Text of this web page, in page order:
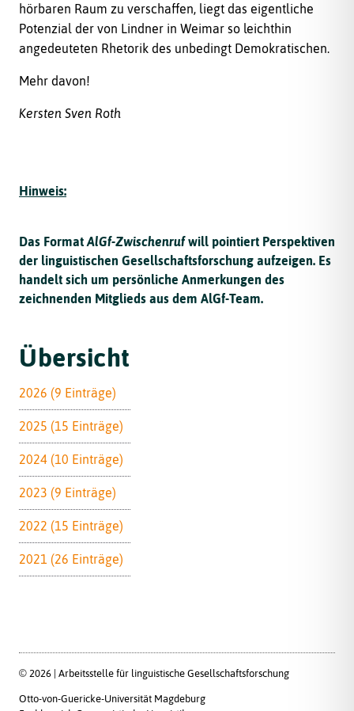
hörbaren Raum zu verschaffen, liegt das eigentliche
Potenzial der von Lindner in Weimar so leichthin
angedeuteten Rhetorik des unbedingt Demokratischen.
Mehr davon!
Kersten Sven Roth
Hinweis:
Das Format AlGf-Zwischenrufwill pointiert Perspektiven
der linguistischen Gesellschaftsforschung aufzeigen. Es
handelt sich um persönliche Anmerkungen des
zeichnenden Mitglieds aus dem AlGf-Team.
Übersicht
2026 (9 Einträge)
2025 (15 Einträge)
2024 (10 Einträge)
2023 (9 Einträge)
2022 (15 Einträge)
2021 (26 Einträge)
© 2026 | Arbeitsstelle für linguistische Gesellschaftsforschung
Otto-von-Guericke-Universität Magdeburg